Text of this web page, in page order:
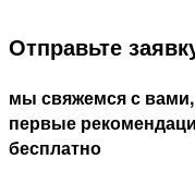
Отправьте
мы свяжемся с
первые
бесплатно